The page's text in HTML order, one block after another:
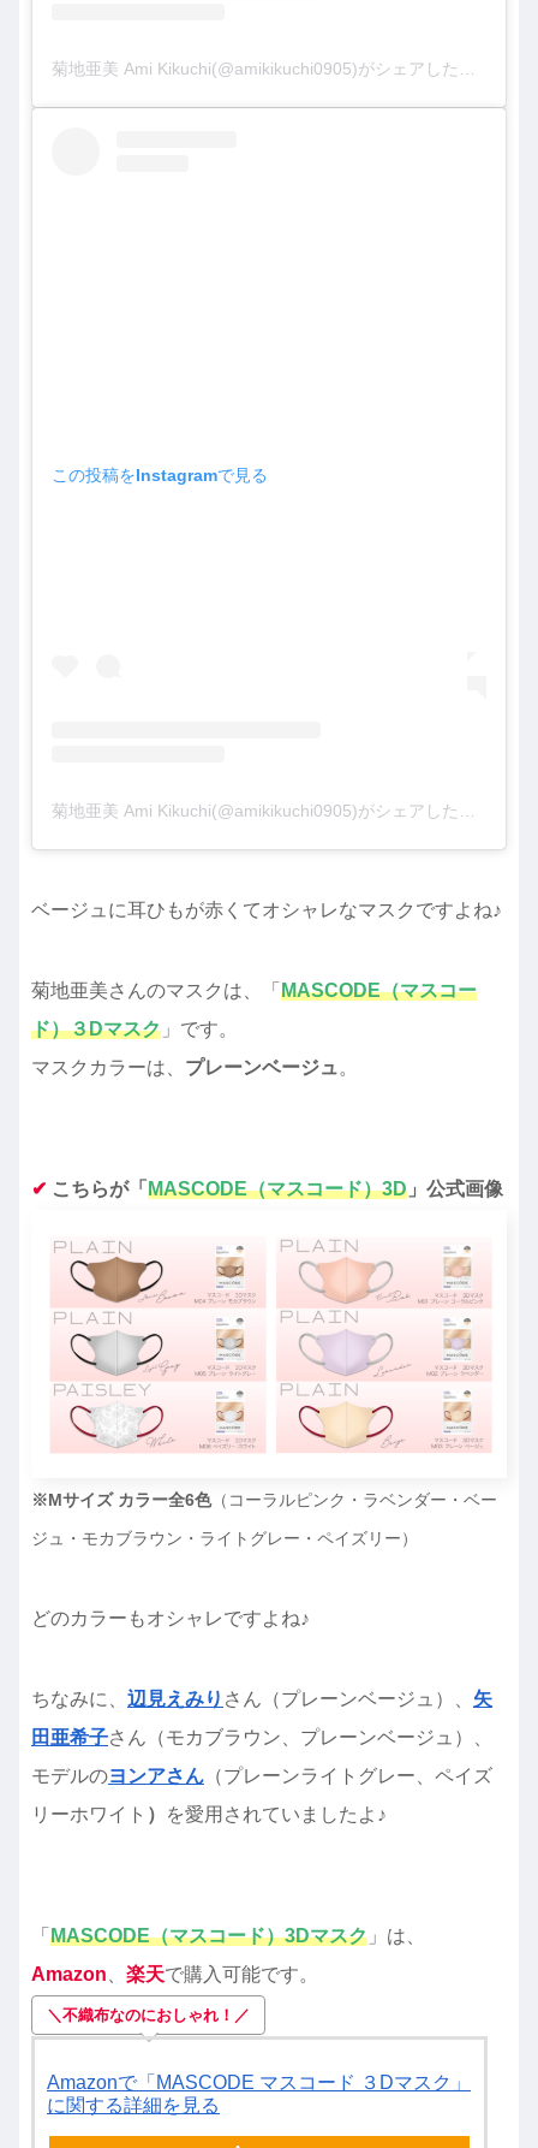
この投稿をInstagramで見る
菊地亜美 Ami Kikuchi(@amikikuchi0905)がシェアした投稿
ベージュに耳ひもが赤くてオシャレなマスクですよね♪
菊地亜美さんのマスクは、「 MASCODE（マスコー
ド）３Dマスク 」です。
マスクカラーは、 プレーンベージュ 。
✔︎ こちらが「 MASCODE（マスコード）3D 」公式画像
※Mサイズ カラー全6色（コーラルピンク・ラベンダー・ベー
ジュ・モカブラウン・ライトグレー・ペイズリー）
どのカラーもオシャレですよね♪
ちなみに、 辺見えみり さん（プレーンベージュ）、 矢
田亜希子さん（モカブラウン、プレーンベージュ）、
モデルのヨンアさん （プレーンライトグレー、ペイズ
リーホワイト ） を愛用されていましたよ♪
「 MASCODE（マスコード）3Dマスク 」は、
Amazon
楽天で購入可能です。
＼不織布なのにおしゃれ！／
Amazonで「MASCODE マスコード ３Dマスク」
に関する詳細を見る